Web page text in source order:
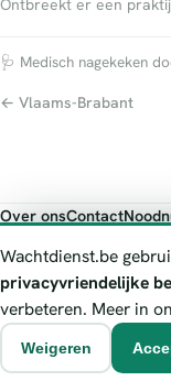
Ontbreekt er een
🩺 Medisch nagekeken
← Vlaams-Brabant
Over onsContact
Wachtdienst.be toont
Bij levensgevaar bel je
wachtregeling bij de
© 2026 Wachtdienst.be
Wachtdienst.be
privacyvriendelijke
verbeteren. Meer in
Weigeren